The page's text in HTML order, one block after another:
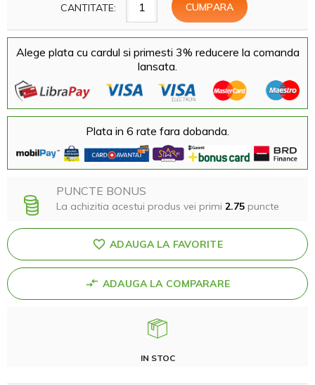
CANTITATE:
Alege plata cu cardul si primesti 3% reducere la comanda
lansata.
Plata in 6 rate fara dobanda.
PUNCTE BONUS
La achizitia acestui produs vei primi 2.75 puncte
ADAUGA LA FAVORITE
ADAUGA LA COMPARARE
IN STOC